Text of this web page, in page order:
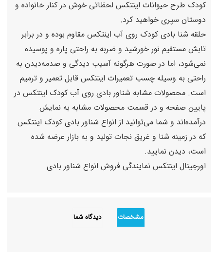
کودک طرح حیوانات اینتکس لحظاتی خوش در کنار خانواده و
دوستان سپری خواهید کرد.
حلقه شنا بادی کودک روی آب اینتکس مقاوم بوده و در برابر
تابش مستقیم نور خورشید و ضربه به راحتی پاره و پوسیده
نمی‌شود، اما در صورت هرگونه آسیب دیدگی و صدمه‌دیدن به
راحتی به وسیله چسب تعمیرات اینتکس قابل تعمیر و ترمیم
است. محصولات مشابه شناور بادی روی آب کودک اینتکس در
پایین صفحه و در قسمت محصولات مشابه به نمایش
درآمده‌اند و شما می‌توانید از انواع شناور بادی کودک اینتکس
که در زمینه شنا و غریق نجات تولید و به بازار عرضه شده
است، دیدن نمایید.
اورجینال اینتکس نمایندگی فروش انواع شناور بادی
مشخصات دیدگاه شما